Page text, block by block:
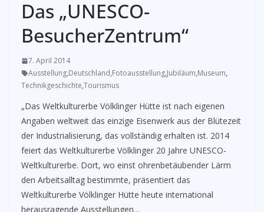
Das „UNESCO-
BesucherZentrum“
7. April 2014
Ausstellung,Deutschland,Fotoausstellung,Jubiläum,Museum,
Technikgeschichte,Tourismus
„Das Weltkulturerbe Völklinger Hütte ist nach eigenen
Angaben weltweit das einzige Eisenwerk aus der Blütezeit
der Industrialisierung, das vollständig erhalten ist. 2014
feiert das Weltkulturerbe Völklinger 20 Jahre UNESCO-
Weltkulturerbe. Dort, wo einst ohrenbetäubender Lärm
den Arbeitsalltag bestimmte, präsentiert das
Weltkulturerbe Völklinger Hütte heute international
herausragende Ausstellungen…